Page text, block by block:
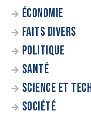
ÉCONOMIE
FAITS DIVERS
POLITIQUE
SANTÉ
SCIENCE ET
SOCIÉTÉ